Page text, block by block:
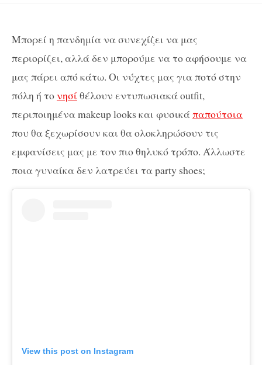
Μπορεί η πανδημία να συνεχίζει να μας
περιορίζει, αλλά δεν μπορούμε να το αφήσουμε να
μας πάρει από κάτω. Οι νύχτες μας για ποτό στην
πόλη ή τονησί θέλουν εντυπωσιακά outfit,
περιποιημένα makeup looks και φυσικάπαπούτσια
που θα ξεχωρίσουν και θα ολοκληρώσουν τις
εμφανίσεις μας με τον πιο θηλυκό τρόπο. Άλλωστε
ποια γυναίκα δεν λατρεύει τα party shoes;
View this post on Instagram